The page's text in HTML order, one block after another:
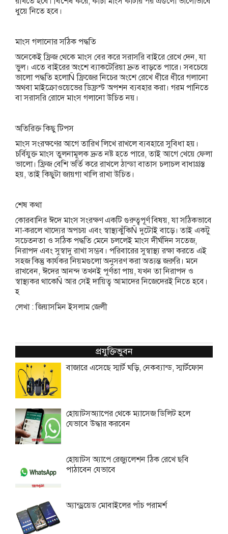
ধুয়ে নিতে হবে।
মাংস গলানোর সঠিক পদ্ধতি
অনেকেই ফ্রিজ থেকে মাংস বের করে সরাসরি বাইরে রেখে দেন, যা
ভুল। এতে বাইরের অংশে ব্যাকটেরিয়া দ্রুত বাড়তে পারে। সবচেয়ে
ভালো পদ্ধতি হলোÑ ফ্রিজের নিচের অংশে রেখে ধীরে ধীরে গলানো
অথবা মাইক্রোওয়েভের ডিফ্রস্ট অপশন ব্যবহার করা। গরম পানিতে
বা সরাসরি রোদে মাংস গলানো উচিত নয়।
অতিরিক্ত কিছু টিপস
মাংস সংরক্ষণের আগে তারিখ লিখে রাখলে ব্যবহারে সুবিধা হয়।
চর্বিযুক্ত মাংস তুলনামূলক দ্রুত নষ্ট হতে পারে, তাই আগে খেয়ে ফেলা
ভালো। ফ্রিজ বেশি ভর্তি করে রাখলে ঠান্ডা বাতাস চলাচল বাধাগ্রস্ত
হয়, তাই কিছুটা জায়গা খালি রাখা উচিত।
শেষ কথা
কোরবানির ঈদে মাংস সংরক্ষণ একটি গুরুত্বপূর্ণ বিষয়, যা সঠিকভাবে
না-করলে খাদ্যের অপচয় এবং স্বাস্থ্যঝুঁকিÑ দুটোই বাড়ে। তাই একটু
সচেতনতা ও সঠিক পদ্ধতি মেনে চললেই মাংস দীর্ঘদিন সতেজ,
নিরাপদ এবং সুস্বাদু রাখা সম্ভব। পরিবারের সুস্বাস্থ্য রক্ষা করতে এই
সহজ কিন্তু কার্যকর নিয়মগুলো অনুসরণ করা অত্যন্ত জরুরি। মনে
রাখবেন, ঈদের আনন্দ তখনই পূর্ণতা পায়, যখন তা নিরাপদ ও
স্বাস্থ্যকর থাকেÑ আর সেই দায়িত্ব আমাদের নিজেদেরই নিতে হবে।
হ
লেখা : জিয়াসমিন ইসলাম জেলী
প্রযুক্তিভুবন
বাজারে এসেছে স্মার্ট ঘড়ি, নেকব্যান্ড, স্মার্টফোন
হোয়াটসঅ্যাপের থেকে ম্যাসেজ ডিলিট হলে
যেভাবে উদ্ধার করবেন
হোয়াটস অ্যাপে রেজ্যুলেশন ঠিক রেখে ছবি
পাঠাবেন যেভাবে
অ্যান্ড্রয়েড মোবাইলের পাঁচ পরামর্শ